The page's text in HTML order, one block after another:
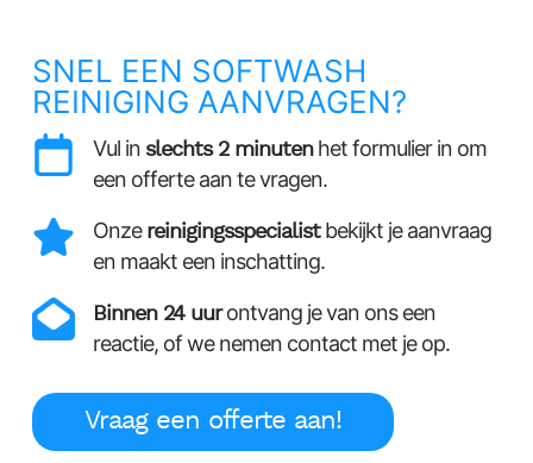
SNEL EEN SOFTWASH
REINIGING AANVRAGEN?
Vul in slechts 2 minutenhet formulier in om
een offerte aan te vragen.
Onzereinigingsspecialistbekijkt je aanvraag
en maakt een inschatting.
Binnen 24 uurontvang je van ons een
reactie, of we nemen contact met je op.
Vraag een offerte aan!